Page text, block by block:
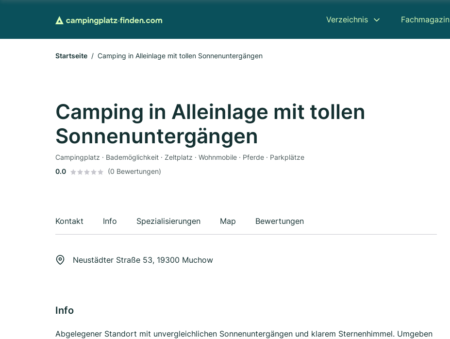
Verzeichnis Fachmagazin
Startseite Camping in Alleinlage mit tollen Sonnenuntergängen
Camping in Alleinlage mit tollen
Sonnenuntergängen
Campingplatz · Bademöglichkeit · Zeltplatz · Wohnmobile · Pferde · Parkplätze
0.0
(0 Bewertungen)
Kontakt Info Spezialisierungen Map Bewertungen
Neustädter Straße 53, 19300 Muchow
Info
Abgelegener Standort mit unvergleichlichen Sonnenuntergängen und klarem Sternenhimmel. Umgeben